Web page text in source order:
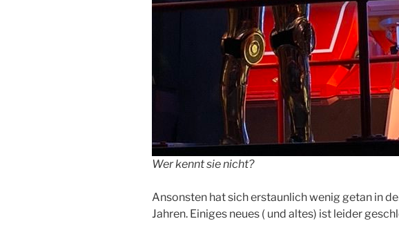
Wer kennt sie nicht?
Ansonsten hat sich erstaunlich wenig getan in
Jahren. Einiges neues ( und altes) ist leider